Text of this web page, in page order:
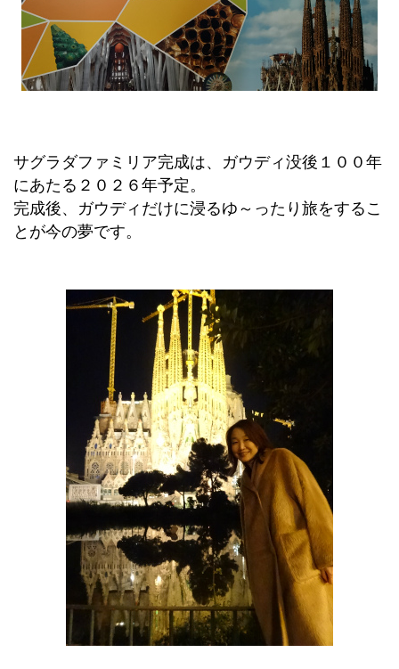
サグラダファミリア完成は、ガウディ没後１００年
にあたる２０２６年予定。
完成後、ガウディだけに浸るゆ～ったり旅をするこ
とが今の夢です。